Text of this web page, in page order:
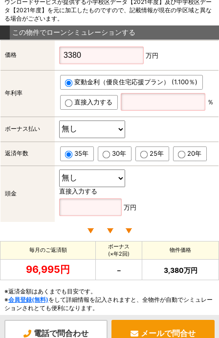
ウンロードサービスが提供する小学校区データ【2021年度】及び中学校区デー
タ【2021年度】を元に加工したものですので、記載情報が現在の学区域と異な
る場合がございます。
この物件でローンシミュレーションする
価格 万円
年利率
変動金利（優良住宅応援プラン） (1.100％)
直接入力する ％
ボーナス払い
返済年数 35年 30年 25年 20年
頭金 直接入力する
万円
毎月のご返済額
ボーナス
(×年2回)
物件価格
96,995円 － 3,380万円
※返済金額はあくまでも目安です。
※会員登録(無料)をして詳細情報を記入されますと、全物件が自動でシミュレー
ションされとても便利になります。
電話で問合わせ メールで問合せ